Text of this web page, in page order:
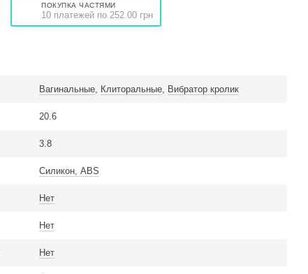
ПОКУПКА ЧАСТЯМИ
10 платежей по 252.00 грн
Вагинальные, Клиторальные, Вибратор кролик
20.6
3.8
Силикон, ABS
Нет
Нет
Нет